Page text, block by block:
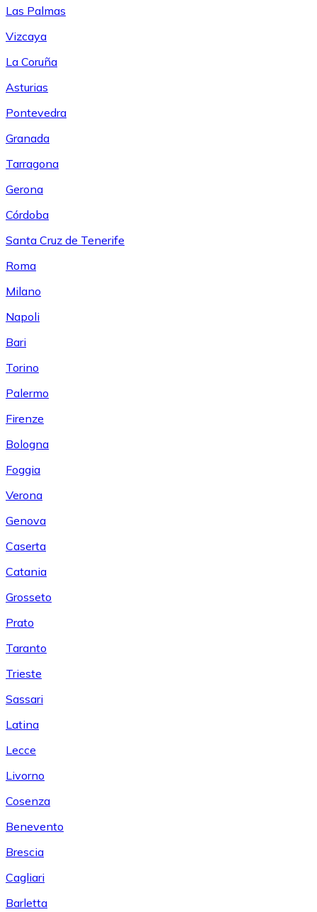
Las Palmas
Vizcaya
La Coruña
Asturias
Pontevedra
Granada
Tarragona
Gerona
Córdoba
Santa Cruz de Tenerife
Roma
Milano
Napoli
Bari
Torino
Palermo
Firenze
Bologna
Foggia
Verona
Genova
Caserta
Catania
Grosseto
Prato
Taranto
Trieste
Sassari
Latina
Lecce
Livorno
Cosenza
Benevento
Brescia
Cagliari
Barletta